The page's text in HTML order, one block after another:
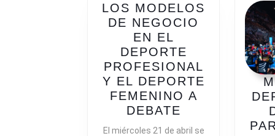
LOS MODELOS
DE NEGOCIO
EN EL
DEPORTE
PROFESIONAL
Y EL DEPORTE
FEMENINO A
DEBATE
MODELOS
El miércoles 21 de abril se